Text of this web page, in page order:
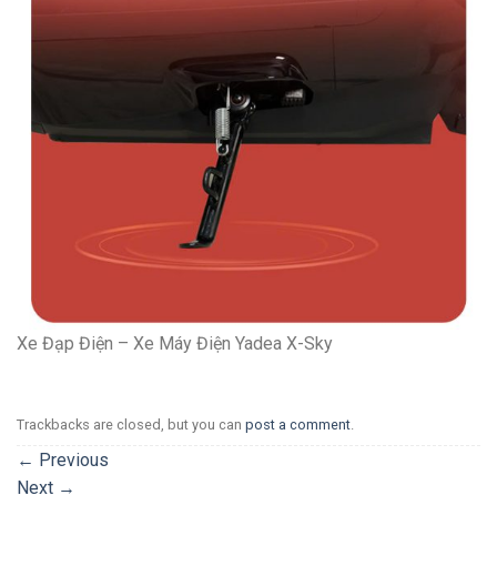
Xe Đạp Điện – Xe Máy Điện Yadea X-Sky
Trackbacks are closed, but you can post a comment
← Previous
Next →